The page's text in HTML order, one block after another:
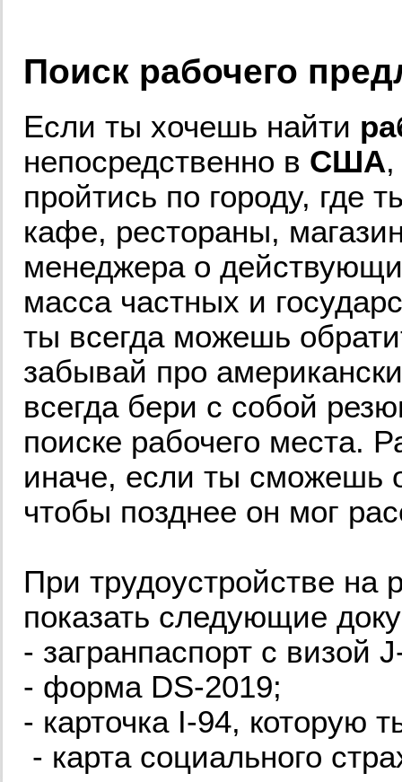
Поиск рабочего
Если ты хочешь найти
непосредственно в США
пройтись по городу, где
кафе, рестораны,
менеджера о
масса частных и
ты всегда можешь
забывай про
всегда бери с собой
поиске рабочего места.
иначе, если ты сможешь
чтобы позднее он мог
При трудоустройстве на
показать следующие
- загранпаспорт с визой
- форма DS-2019;
- карточка I-94, которую
- карта социального